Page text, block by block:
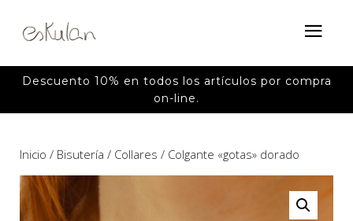
Descuento 10% en todos los artículos por compra
on-line.
Inicio / Bisutería / Collares / Colgante «gotas» dorado